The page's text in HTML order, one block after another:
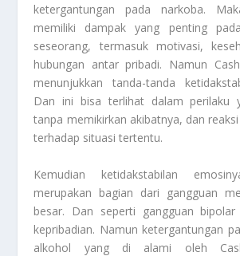
ketergantungan pada narkoba.
memiliki dampak yang penting
seseorang, termasuk motivasi,
hubungan antar pribadi. Namun
menunjukkan tanda-tanda
Dan ini bisa terlihat dalam perilaku
tanpa memikirkan akibatnya, dan
terhadap situasi tertentu.
Kemudian ketidakstabilan
merupakan bagian dari gangguan
besar. Dan seperti gangguan
kepribadian. Namun ketergantungan
alkohol yang di alami oleh